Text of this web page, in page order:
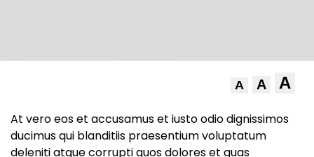
A A A
At vero eos et accusamus et iusto odio dignissimos
ducimus qui blanditiis praesentium voluptatum
deleniti atque corrupti quos dolores et quas